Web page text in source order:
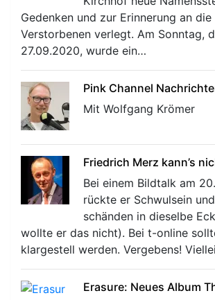
Gedenken und zur Erinnerung an die
Verstorbenen verlegt. Am Sonntag,
27.09.2020, wurde ein…
Pink Channel
Mit Wolfgang Krömer
Friedrich Merz kann’s
Bei einem Bildtalk am
rückte er Schwulsein
schänden in dieselbe
wollte er das nicht). Bei t-online
klargestell werden. Vergebens!
Erasure: Neues Album